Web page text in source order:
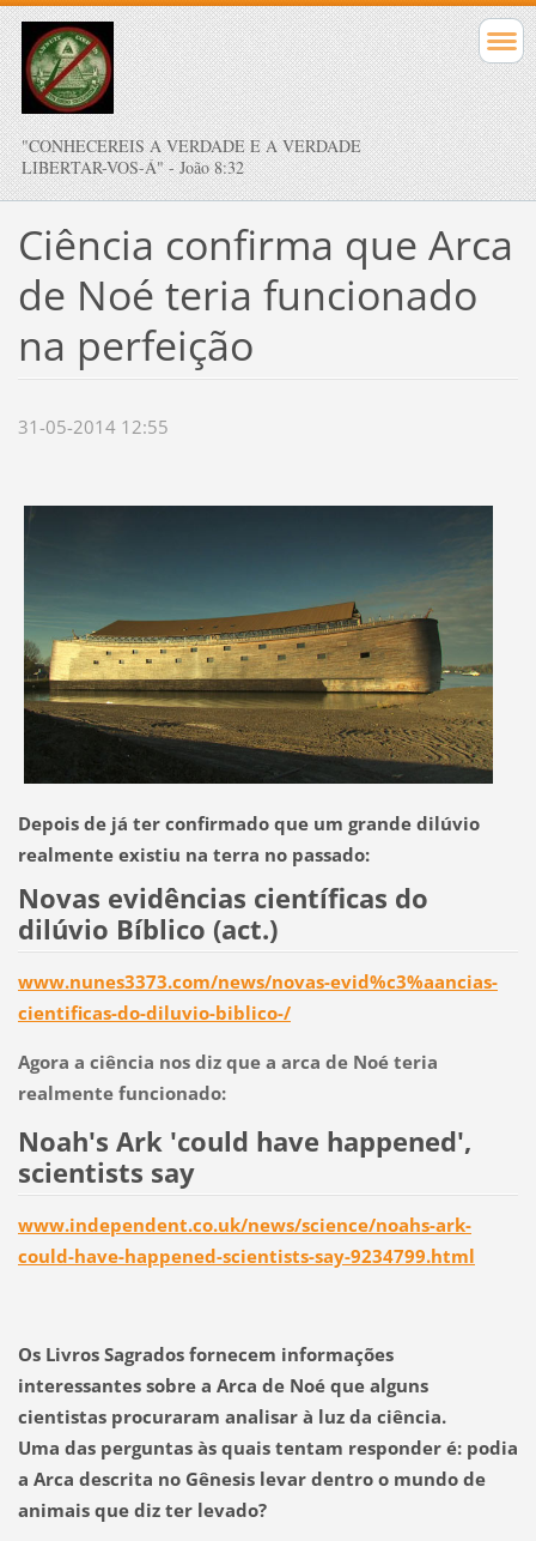
"CONHECEREIS A VERDADE E A VERDADE
LIBERTAR-VOS-Á" - João 8:32
Ciência confirma que Arca
de Noé teria funcionado
na perfeição
31-05-2014 12:55
Depois de já ter confirmado que um grande dilúvio
realmente existiu na terra no passado:
Novas evidências científicas do
dilúvio Bíblico (act.)
www.nunes3373.com/news/novas-evid%c3%aancias-
cientificas-do-diluvio-biblico-/
Agora a ciência nos diz que a arca de Noé teria
realmente funcionado:
Noah's Ark 'could have happened',
scientists say
www.independent.co.uk/news/science/noahs-ark-
could-have-happened-scientists-say-9234799.html
Os Livros Sagrados fornecem informações
interessantes sobre a Arca de Noé que alguns
cientistas procuraram analisar à luz da ciência.
Uma das perguntas às quais tentam responder é: podia
a Arca descrita no Gênesis levar dentro o mundo de
animais que diz ter levado?